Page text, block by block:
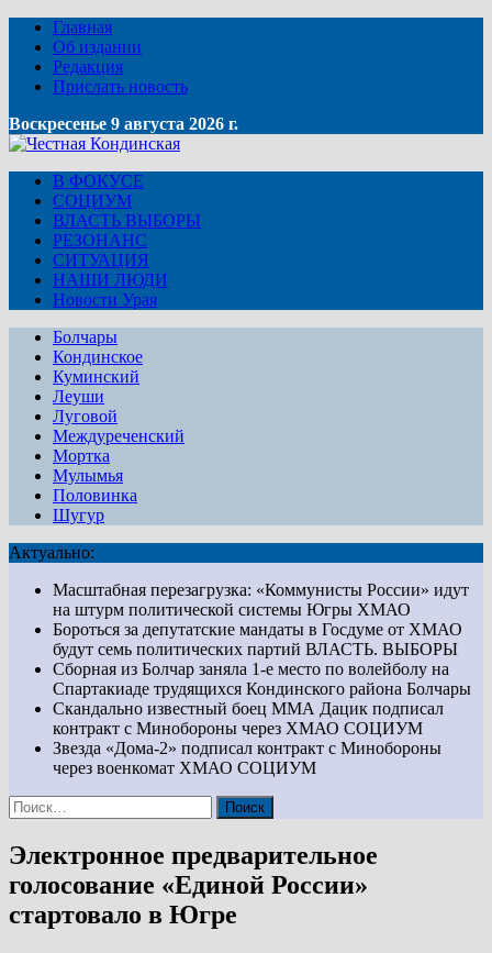
Главная
Об издании
Редакция
Прислать новость
Воскресенье 9 августа 2026 г.
В ФОКУСЕ
СОЦИУМ
ВЛАСТЬ ВЫБОРЫ
РЕЗОНАНС
СИТУАЦИЯ
НАШИ ЛЮДИ
Новости Урая
Болчары
Кондинское
Куминский
Леуши
Луговой
Междуреченский
Мортка
Мулымья
Половинка
Шугур
Актуально:
Масштабная перезагрузка: «Коммунисты России» идут
на штурм политической системы Югры ХМАО
Бороться за депутатские мандаты в Госдуме от ХМАО
будут семь политических партий ВЛАСТЬ. ВЫБОРЫ
Сборная из Болчар заняла 1-е место по волейболу на
Спартакиаде трудящихся Кондинского района Болчары
Скандально известный боец ММА Дацик подписал
контракт с Минобороны через ХМАО СОЦИУМ
Звезда «Дома-2» подписал контракт с Минобороны
через военкомат ХМАО СОЦИУМ
Найти:
Электронное предварительное
голосование «Единой России»
стартовало в Югре